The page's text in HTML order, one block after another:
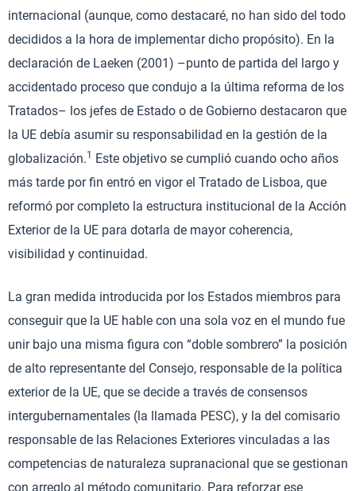
internacional (aunque, como destacaré, no han sido del todo
decididos a la hora de implementar dicho propósito). En la
declaración de Laeken (2001) –punto de partida del largo y
accidentado proceso que condujo a la última reforma de los
Tratados– los jefes de Estado o de Gobierno destacaron que
la UE debía asumir su responsabilidad en la gestión de la
globalización.1 Este objetivo se cumplió cuando ocho años
más tarde por fin entró en vigor el Tratado de Lisboa, que
reformó por completo la estructura institucional de la Acción
Exterior de la UE para dotarla de mayor coherencia,
visibilidad y continuidad.
La gran medida introducida por los Estados miembros para
conseguir que la UE hable con una sola voz en el mundo fue
unir bajo una misma figura con “doble sombrero” la posición
de alto representante del Consejo, responsable de la política
exterior de la UE, que se decide a través de consensos
intergubernamentales (la llamada PESC), y la del comisario
responsable de las Relaciones Exteriores vinculadas a las
competencias de naturaleza supranacional que se gestionan
con arreglo al método comunitario. Para reforzar ese